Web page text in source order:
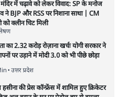
करें